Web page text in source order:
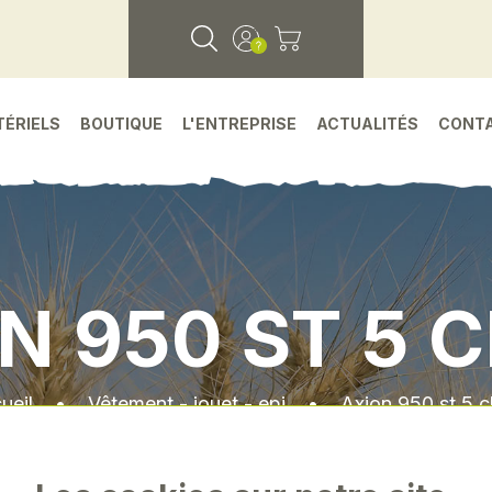
BOUTIQUE L'ENTREPRISE ACTUALITÉS
950 ST 5
•Vêtement - jouet - epi•Axion 950 st 5